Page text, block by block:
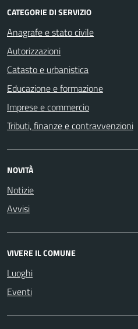
CATEGORIE DI SERVIZIO
Anagrafe e stato civile
Autorizzazioni
Catasto e urbanistica
Educazione e formazione
Imprese e commercio
Tributi, finanze e contravvenzioni
NOVITÀ
Notizie
Avvisi
VIVERE IL COMUNE
Luoghi
Eventi